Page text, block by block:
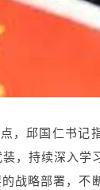
，邱国仁书记
，持续深入学
战略部署，不